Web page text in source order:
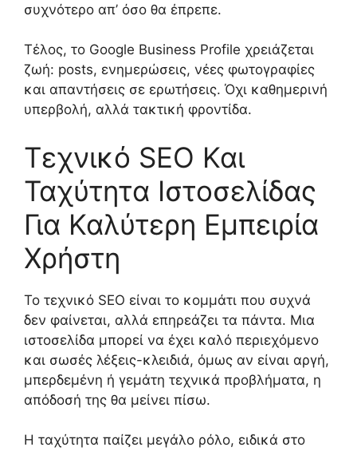
συχνότερο απ’ όσο θα έπρεπε.
Τέλος, το Google Business Profile χρειάζεται
ζωή: posts, ενημερώσεις, νέες φωτογραφίες
και απαντήσεις σε ερωτήσεις. Όχι καθημερινή
υπερβολή, αλλά τακτική φροντίδα.
Τεχνικό SEO Και
Ταχύτητα Ιστοσελίδας
Για Καλύτερη Εμπειρία
Χρήστη
Το τεχνικό SEO είναι το κομμάτι που συχνά
δεν φαίνεται, αλλά επηρεάζει τα πάντα. Μια
ιστοσελίδα μπορεί να έχει καλό περιεχόμενο
και σωσές λέξεις-κλειδιά, όμως αν είναι αργή,
μπερδεμένη ή γεμάτη τεχνικά προβλήματα, η
απόδοσή της θα μείνει πίσω.
Η ταχύτητα παίζει μεγάλο ρόλο, ειδικά στο